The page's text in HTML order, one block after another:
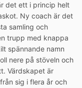
det ett i princip helt
Ny coach är det
samling och
trupp med knappa
spännande namn
nere på stöveln och
Värdskapet är
sig i flera år och